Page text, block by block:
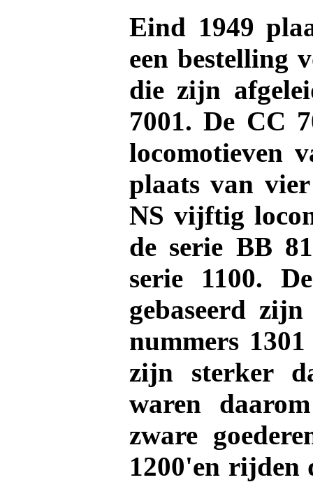
Eind 1949
een bestelling
die zijn
7001. De CC
locomotieven
plaats van vier
NS vijftig
de serie BB
serie 1100.
gebaseerd
nummers
zijn sterker
waren
zware
1200'en rijden